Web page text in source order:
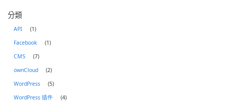
分類
API
(1)
Facebook
(1)
CMS
(7)
ownCloud
(2)
WordPress
(5)
WordPress 插件
(4)